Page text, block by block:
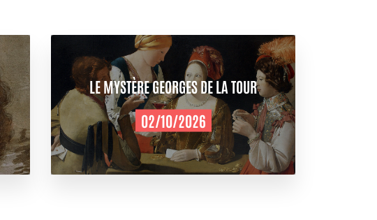
LE MYSTÈRE GEORGES DE LA TOUR
02/10/2026